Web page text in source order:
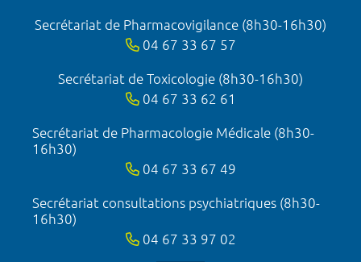
Secrétariat de Pharmacovigilance (8h30-16h30)
04 67 33 67 57
Secrétariat de Toxicologie (8h30-16h30)
04 67 33 62 61
Secrétariat de Pharmacologie Médicale (8h30-
16h30)
04 67 33 67 49
Secrétariat consultations psychiatriques (8h30-
16h30)
04 67 33 97 02